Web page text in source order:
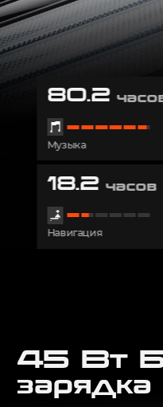
80.2
Музыка
18.2 часов
Навигация
45 Вт
зарядка